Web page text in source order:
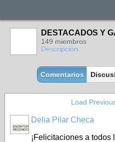
DESTACADOS Y
149 miembros
Descripción
Comentarios
Load
ESCRITORA
RECONOCIDA
Delia Pilar Checa
¡Felicitaciones a todos